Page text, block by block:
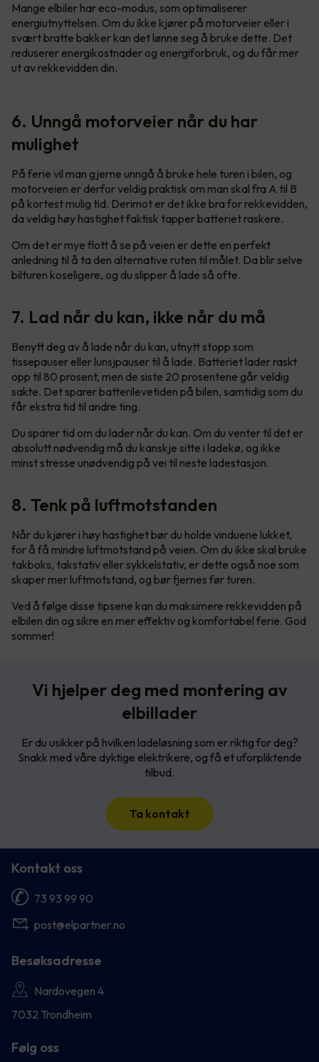
Mange elbiler har eco-modus, som optimaliserer
energiutnyttelsen. Om du ikke kjører på motorveier eller i
svært bratte bakker kan det lønne seg å bruke dette. Det
reduserer energikostnader og energiforbruk, og du får mer
ut av rekkevidden din.
6. Unngå motorveier når du har
mulighet
På ferie vil man gjerne unngå å bruke hele turen i bilen, og
motorveien er derfor veldig praktisk om man skal fra A til B
på kortest mulig tid. Derimot er det ikke bra for rekkevidden,
da veldig høy hastighet faktisk tapper batteriet raskere.
Om det er mye flott å se på veien er dette en perfekt
anledning til å ta den alternative ruten til målet. Da blir selve
bilturen koseligere, og du slipper å lade så ofte.
7. Lad når du kan, ikke når du må
Benytt deg av å lade når du kan, utnytt stopp som
tissepauser eller lunsjpauser til å lade. Batteriet lader raskt
opp til 80 prosent, men de siste 20 prosentene går veldig
sakte. Det sparer batterilevetiden på bilen, samtidig som du
får ekstra tid til andre ting.
Du sparer tid om du lader når du kan. Om du venter til det er
absolutt nødvendig må du kanskje sitte i ladekø, og ikke
minst stresse unødvendig på vei til neste ladestasjon.
8. Tenk på luftmotstanden
Når du kjører i høy hastighet bør du holde vinduene lukket,
for å få mindre luftmotstand på veien. Om du ikke skal bruke
takboks, takstativ eller sykkelstativ, er dette også noe som
skaper mer luftmotstand, og bør fjernes før turen.
Ved å følge disse tipsene kan du maksimere rekkevidden på
elbilen din og sikre en mer effektiv og komfortabel ferie. God
sommer!
Vi hjelper deg med montering av
elbillader
Er du usikker på hvilken ladeløsning som er riktig for deg?
Snakk med våre dyktige elektrikere, og få et uforpliktende
tilbud.
Ta kontakt
Kontakt oss
73 93 99 90
post@elpartner.no
Besøksadresse
Nardovegen 4
7032 Trondheim
Følg oss